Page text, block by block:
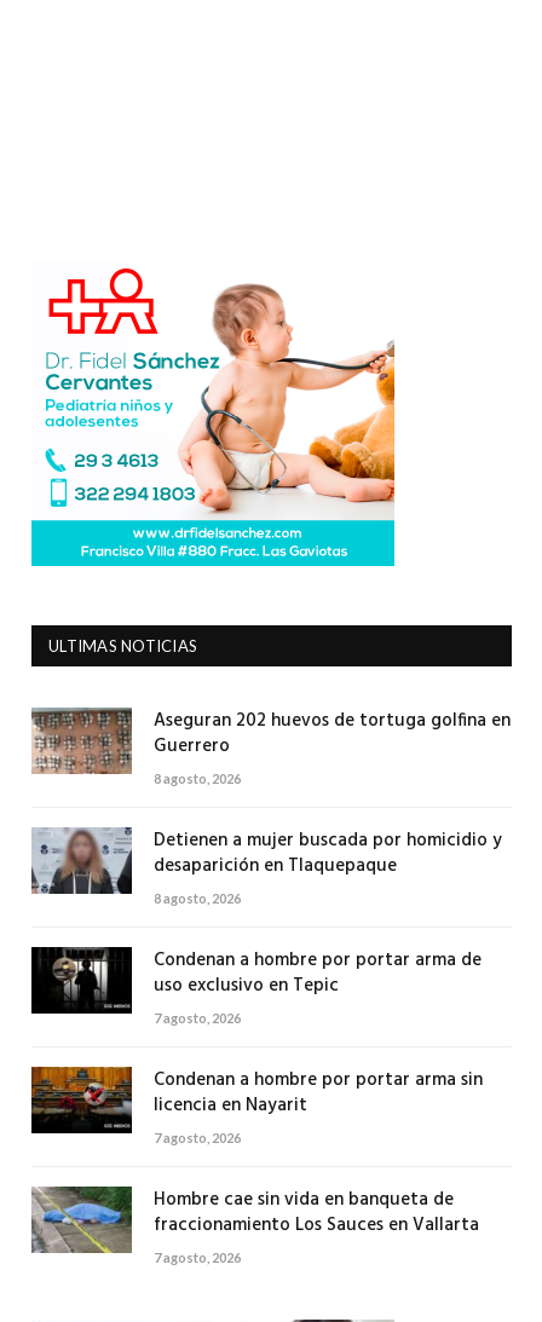
ULTIMAS NOTICIAS
Aseguran 202 huevos de tortuga golfina en
Guerrero
8 agosto, 2026
Detienen a mujer buscada por homicidio y
desaparición en Tlaquepaque
8 agosto, 2026
Condenan a hombre por portar arma de
uso exclusivo en Tepic
7 agosto, 2026
Condenan a hombre por portar arma sin
licencia en Nayarit
7 agosto, 2026
Hombre cae sin vida en banqueta de
fraccionamiento Los Sauces en Vallarta
7 agosto, 2026